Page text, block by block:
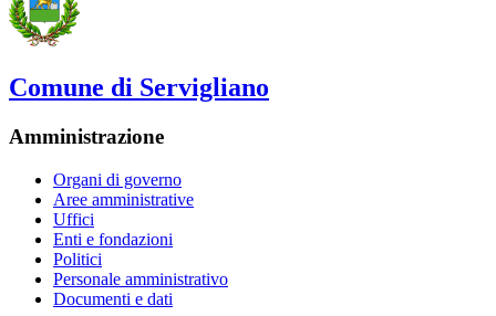
Comune di Servigliano
Amministrazione
Organi di governo
Aree amministrative
Uffici
Enti e fondazioni
Politici
Personale amministrativo
Documenti e dati